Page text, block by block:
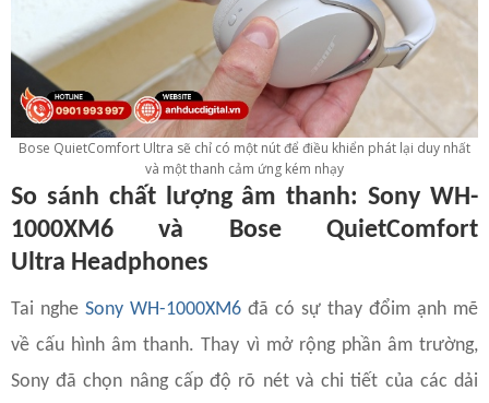
Bose QuietComfort Ultra sẽ chỉ có một nút để điều khiển phát lại duy nhất
và một thanh cảm ứng kém nhạy
So sánh chất lượng âm thanh: Sony WH-
1000XM6 và Bose QuietComfort
Ultra Headphones
Tai nghe Sony WH-1000XM6 đã có sự thay đổim ạnh mẽ
về cấu hình âm thanh. Thay vì mở rộng phần âm trường,
Sony đã chọn nâng cấp độ rõ nét và chi tiết của các dải